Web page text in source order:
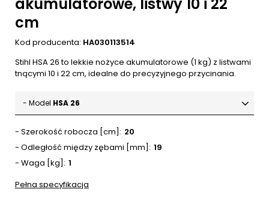
akumulatorowe, listwy 10 i 22
cm
Kod producenta: HA030113514
Stihl HSA 26 to lekkie nożyce akumulatorowe (1 kg) z listwami
tnącymi 10 i 22 cm, idealne do precyzyjnego przycinania.
- Model HSA 26
- Szerokość robocza [cm]
20
- Odległość między zębami [mm]
19
- Waga [kg]
1
Pełna specyfikacja